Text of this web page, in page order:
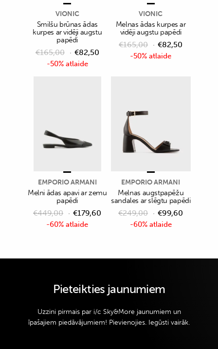
-50% atlaide
VIONIC
Smilšu brūnas ādas
kurpes ar vidēji augstu
papēdi
€165,00 €82,50 -50% atlaide
VIONIC
Melnas ādas kurpes ar
vidēji augstu papēdi
€165,00 €82,50
-60% atlaide
EMPORIO ARMANI
Melni ādas apavi ar zemu
papēdi
€449,00 €179,60
-60% atlaide
EMPORIO ARMANI
Melnas augstpapēžu
sandales ar slēgtu papēdi
€249,00 €99,60
Pieteikties jaunumiem
Uzzini pirmais par i/c Sky&More jaunumiem un
īpašajiem piedāvājumiem! Pievienojies. Iegūsti vairāk.